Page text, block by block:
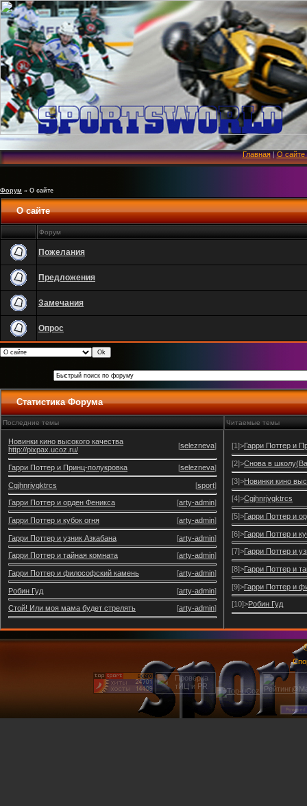
Главная|О
Форум » О сайте
О сайте
Форум
Пожелания
Предложения
Замечания
Опрос
Статистика Форума
Последние темы Читаемые темы
Новинки кино высокого качества
http://pixpax.ucoz.ru/
[selezneva]
Гарри Поттер и Принц-полукровка [selezneva]
Cgjhnrjvgktrcs [sport]
Гарри Поттер и орден Феникса [arty-admin]
Гарри Поттер и кубок огня [arty-admin]
Гарри Поттер и узник Азкабана [arty-admin]
Гарри Поттер и тайная комната [arty-admin]
Гарри Поттер и философский камень [arty-admin]
Робин Гуд [arty-admin]
Стой! Или моя мама будет стрелять [arty-admin]
[1]>Гарри Поттер и
[2]>Снова в
[3]>Новинки кино
[4]>Cgjhnrjvgktrcs
[5]>Гарри Поттер и
[6]>Гарри Поттер и
[7]>Гарри Поттер и
[8]>Гарри Поттер и
[9]>Гарри Поттер и
[10]>Робин Гуд